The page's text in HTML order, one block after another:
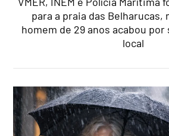
para a praia das Belharucas,
homem de 29 anos acabou
local